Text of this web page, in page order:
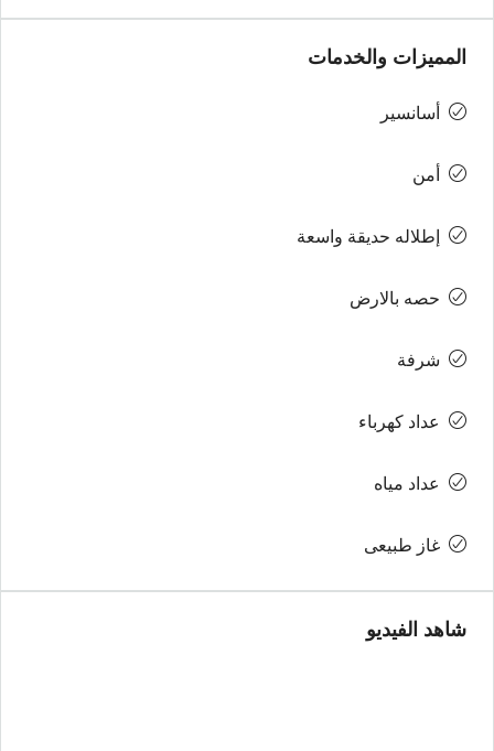
المميزات والخدمات
أسانسير
أمن
إطلاله حديقة واسعة
حصه بالارض
شرفة
عداد كهرباء
عداد مياه
غاز طبيعى
شاهد الفيديو